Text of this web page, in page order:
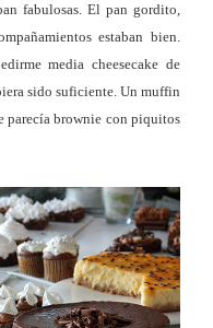
fabulosas. El pan gordito,
estaban bien.
media cheesecake de
sido suficiente. Un muffin
parecía brownie con piquitos